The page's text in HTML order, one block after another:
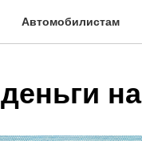
Автомобилистам